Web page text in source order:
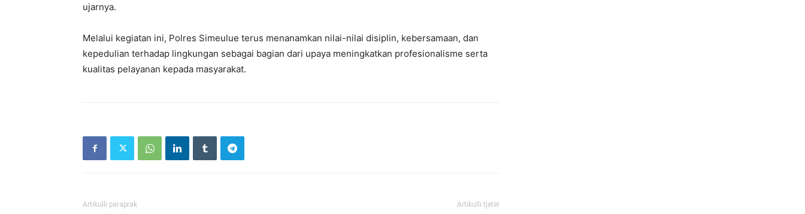
ujarnya.
Melalui kegiatan ini, Polres Simeulue terus menanamkan nilai-nilai disiplin, kebersamaan, dan
kepedulian terhadap lingkungan sebagai bagian dari upaya meningkatkan profesionalisme serta
kualitas pelayanan kepada masyarakat.
Artikulli paraprak Artikulli tjetër